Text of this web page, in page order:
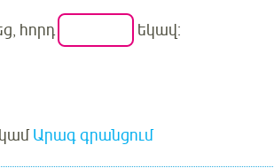
հորդ եկավ:
կամԱրագ գրանցում